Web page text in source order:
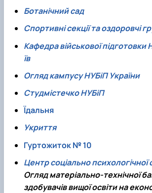
Ботанічний сад
Спортивні секції та оздоровчі
Кафедра військової підготовки
їв
Огляд кампусу НУБіП України
Студмістечко НУБіП
Їдальня
Укриття
Гуртожиток № 10
Центр соціально психологічної
Огляд матеріально-технічної
здобувачів вищої освіти на